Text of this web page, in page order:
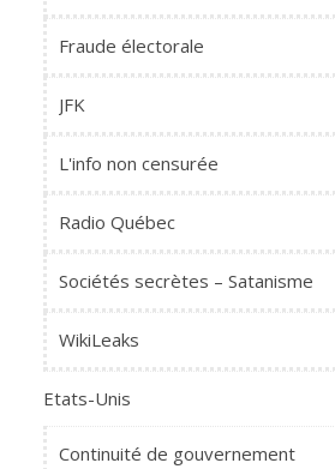
Fraude électorale
JFK
L'info non censurée
Radio Québec
Sociétés secrètes – Satanisme
WikiLeaks
Etats-Unis
Continuité de gouvernement